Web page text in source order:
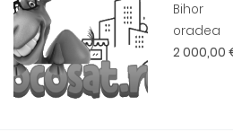
Bihor
oradea
2 000,00